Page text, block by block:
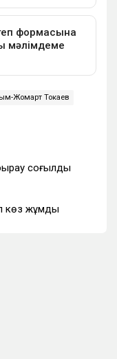
Жомарт Токаев
соғылды
көз жұмды